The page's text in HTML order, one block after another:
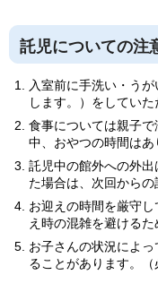
託児についての注
入室前に手洗い・う
します。）をしていた
食事については親子
中、おやつの時間はあ
託児中の館外への外
た場合は、次回からの
お迎えの時間を厳守
え時の混雑を避けるた
お子さんの状況によ
ることがあります。（